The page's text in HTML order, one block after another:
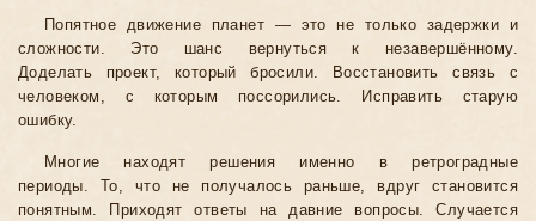
Попятное движение планет — это не только задержки и
сложности. Это шанс вернуться к незавершённому.
Доделать проект, который бросили. Восстановить связь с
человеком, с которым поссорились. Исправить старую
ошибку.
Многие находят решения именно в ретроградные
периоды. То, что не получалось раньше, вдруг становится
понятным. Приходят ответы на давние вопросы. Случается